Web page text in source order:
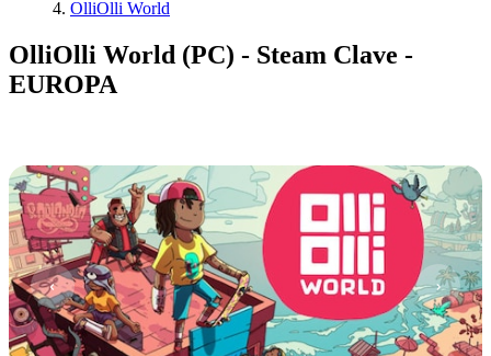
OlliOlli World
OlliOlli World (PC) - Steam Clave -
EUROPA